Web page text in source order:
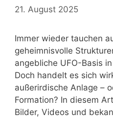
21. August 2025
Immer wieder tauchen
geheimnisvolle
angebliche UFO-Basis
Doch handelt es sich
außerirdische Anlage –
Formation? In diesem
Bilder, Videos und